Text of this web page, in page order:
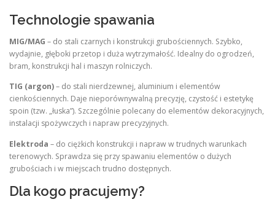
Technologie spawania
MIG/MAG – do stali czarnych i konstrukcji grubościennych. Szybko,
wydajnie, głęboki przetop i duża wytrzymałość. Idealny do ogrodzeń,
bram, konstrukcji hal i maszyn rolniczych.
TIG (argon)– do stali nierdzewnej, aluminium i elementów
cienkościennych. Daje nieporównywalną precyzję, czystość i estetykę
spoin (tzw. „łuska”). Szczególnie polecany do elementów dekoracyjnych,
instalacji spożywczych i napraw precyzyjnych.
Elektroda – do ciężkich konstrukcji i napraw w trudnych warunkach
terenowych. Sprawdza się przy spawaniu elementów o dużych
grubościach i w miejscach trudno dostępnych.
Dla kogo pracujemy?